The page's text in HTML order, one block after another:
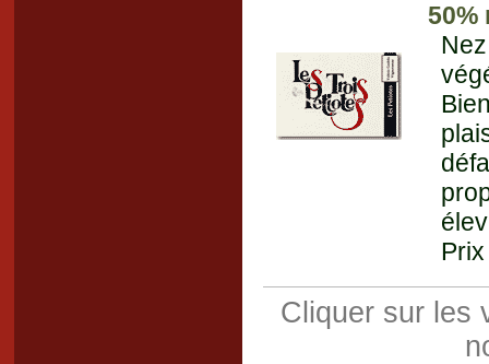
50%
Cliquer sur les